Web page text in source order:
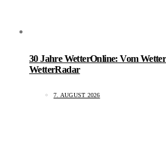
30 Jahre WetterOnline: Vom
WetterRadar
7. AUGUST 2026